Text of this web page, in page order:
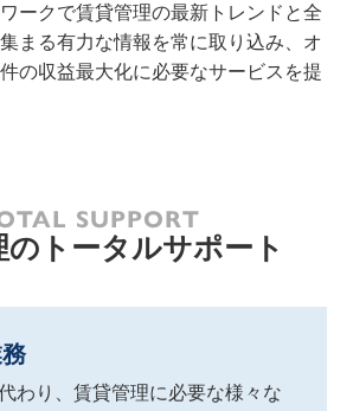
ークで賃貸管理の最新トレンドと全
まる有力な情報を常に取り込み、オ
の収益最大化に必要なサービスを提
のトータルサポート
わり、賃貸管理に必要な様々な